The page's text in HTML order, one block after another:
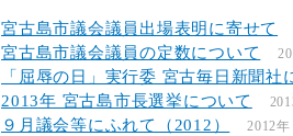
宮古島市議会議員出場表明に寄せて
宮古島市議会議員の定数について
「屈辱の日」実行委 宮古毎日新聞社
2013年 宮古島市長選挙について
９月議会等にふれて（2012） 2012